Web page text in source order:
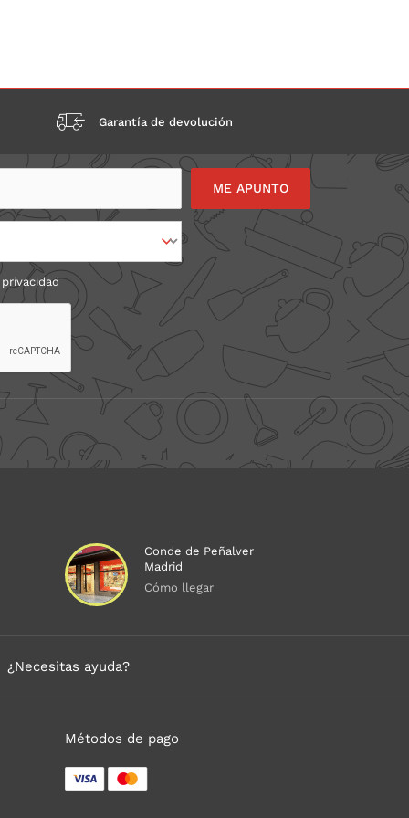
Garantía de devolución
Conde de Peñalver
Madrid
Cómo llegar
¿Necesitas ayuda?
Métodos de pago